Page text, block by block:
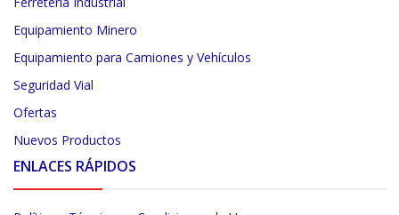
Equipamiento Minero
Equipamiento para Camiones y Vehículos
Seguridad Vial
Ofertas
Nuevos Productos
ENLACES RÁPIDOS